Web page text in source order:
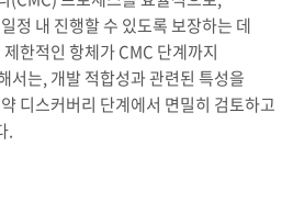
정 내 진행할 수 있도록 보장하는 데
한적인 항체가 CMC 단계까지
서는, 개발 적합성과 관련된 특성을
디스커버리 단계에서 면밀히 검토하고
.